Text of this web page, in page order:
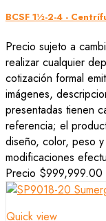
BCSF 1½-2-4 -
Precio sujeto a
realizar cualquier
cotización formal
imágenes,
presentadas tienen
referencia; el
diseño, color, peso
modificaciones
Precio $999,999.00
Quick view